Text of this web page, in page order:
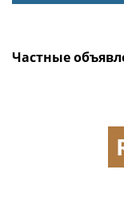
Частные